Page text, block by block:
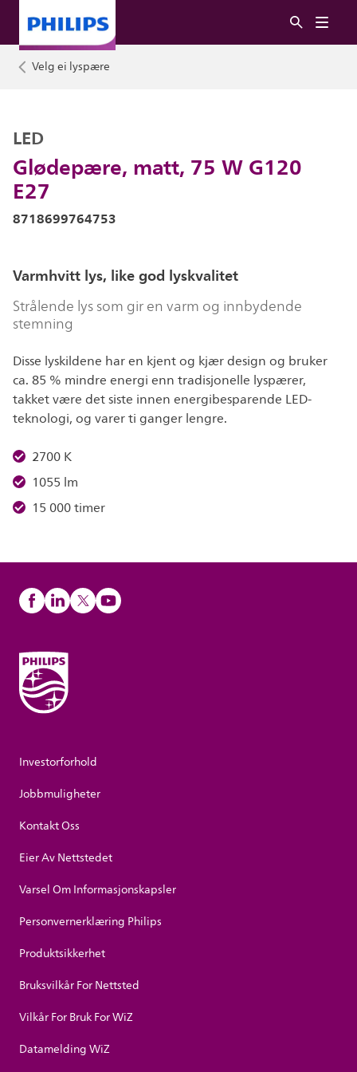
Velg ei lyspære
Glødepære, matt, 75 W G120
E27
LED
8718699764753
Varmhvitt lys, like god lyskvalitet
Strålende lys som gir en varm og innbydende
stemning
Disse lyskildene har en kjent og kjær design og bruker
ca. 85 % mindre energi enn tradisjonelle lyspærer,
takket være det siste innen energibesparende LED-
teknologi, og varer ti ganger lengre.
2700 K
1055 lm
15 000 timer
Investorforhold
Jobbmuligheter
Kontakt Oss
Eier Av Nettstedet
Varsel Om Informasjonskapsler
Personvernerklæring Philips
Produktsikkerhet
Bruksvilkår For Nettsted
Vilkår For Bruk For WiZ
Datamelding WiZ